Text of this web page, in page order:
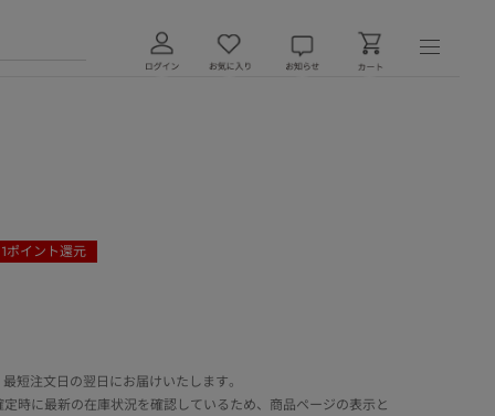
ポイント還元
短注文日の翌日にお届けいたします。
時に最新の在庫状況を確認しているため、商品ページの表示と